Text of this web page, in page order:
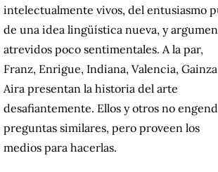
intelectualmente vivos, del entusiasmo
de una idea lingüística nueva, y
atrevidos poco sentimentales. A la par,
Franz, Enrigue, Indiana, Valencia,
Aira presentan la historia del arte
desafiantemente. Ellos y otros no
preguntas similares, pero proveen los
medios para hacerlas.